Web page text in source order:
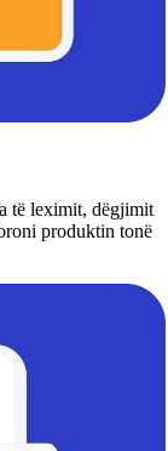
të leximit, dëgjimit
produktin tonë